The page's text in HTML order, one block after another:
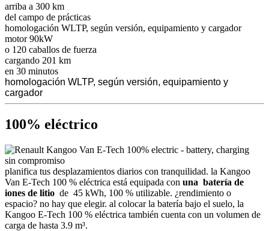
arriba a 300 km
del campo de prácticas
homologación WLTP, según versión, equipamiento y cargador
motor 90kW
o 120 caballos de fuerza
cargando 201 km
en 30 minutos
homologación WLTP, según versión, equipamiento y
cargador
100% eléctrico
sin compromiso
planifica tus desplazamientos diarios con tranquilidad. la Kangoo
Van E-Tech 100 % eléctrica está equipada con una batería de
iones de litio de 45 kWh, 100 % utilizable. ¿rendimiento o
espacio? no hay que elegir. al colocar la batería bajo el suelo, la
Kangoo E-Tech 100 % eléctrica también cuenta con un volumen de
carga de hasta 3.9 m³.